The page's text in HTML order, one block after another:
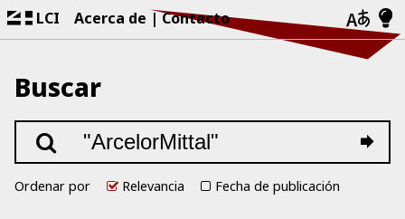
LCI Acerca de Contacto
Buscar
Ordenar por Relevancia Fecha de publicación